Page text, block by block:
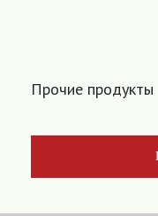
Прочие продукты